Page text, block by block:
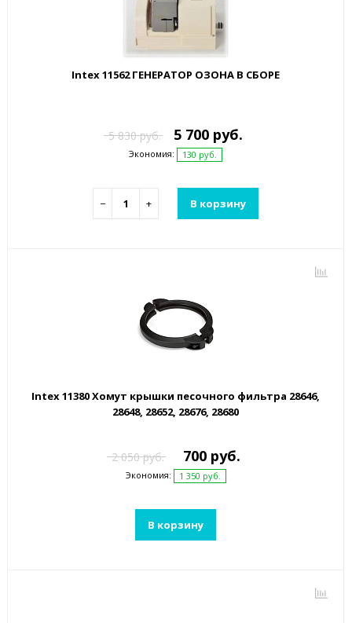
Intex 11562 ГЕНЕРАТОР ОЗОНА В СБОРЕ
5 830 руб. 5 700 руб.
Экономия: 130 руб.
− + В корзину
Intex 11380 Хомут крышки песочного фильтра 28646,
28648, 28652, 28676, 28680
2 050 руб. 700 руб.
Экономия: 1 350 руб.
В корзину